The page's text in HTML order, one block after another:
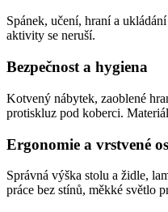
Spánek, učení, hraní a
aktivity se neruší.
Bezpečnost a hygiena
Kotvený nábytek, zaoblené
protiskluz pod koberci.
Ergonomie a vrstvené
Správná výška stolu a židle,
práce bez stínů, měkké světlo